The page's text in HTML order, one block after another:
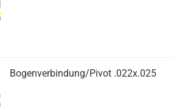
Bo­gen­ver­bin­dung/Pivot .022x.025